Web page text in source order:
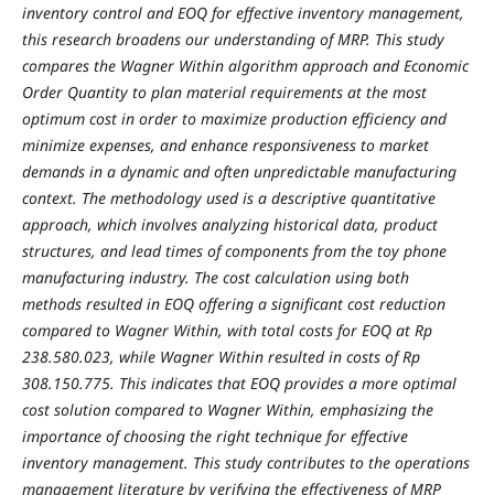
inventory control and EOQ for effective inventory management,
this research broadens our understanding of MRP. This study
compares the Wagner Within algorithm approach and Economic
Order Quantity to plan material requirements at the most
optimum cost in order to maximize production efficiency and
minimize expenses, and enhance responsiveness to market
demands in a dynamic and often unpredictable manufacturing
context. The methodology used is a descriptive quantitative
approach, which involves analyzing historical data, product
structures, and lead times of components from the toy phone
manufacturing industry. The cost calculation using both
methods resulted in EOQ offering a significant cost reduction
compared to Wagner Within, with total costs for EOQ at Rp
238.580.023, while Wagner Within resulted in costs of Rp
308.150.775. This indicates that EOQ provides a more optimal
cost solution compared to Wagner Within, emphasizing the
importance of choosing the right technique for effective
inventory management. This study contributes to the operations
management literature by verifying the effectiveness of MRP